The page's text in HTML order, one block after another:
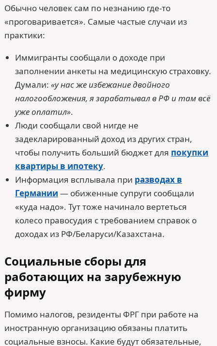
Обычно человек сам по незнанию где-то
«проговаривается». Самые частые случаи из
практики:
Иммигранты сообщали о доходе при
заполнении анкеты на медицинскую страховку.
Думали: «у нас же избежание двойного
налогообложения, я зарабатывал в РФ и там всё
уже оплатил».
Люди сообщали свой нигде не
задекларированный доход из других стран,
чтобы получить больший бюджет для покупки
квартиры в ипотеку.
Информация всплывала при разводах в
Германии — обиженные супруги сообщали
«куда надо». Тут тоже начинало вертеться
колесо правосудия с требованием справок о
доходах из РФ/Беларуси/Казахстана.
Социальные сборы для
работающих на зарубежную
фирму
Помимо налогов, резиденты ФРГ при работе на
иностранную организацию обязаны платить
социальные взносы. Какие будут обязательные,